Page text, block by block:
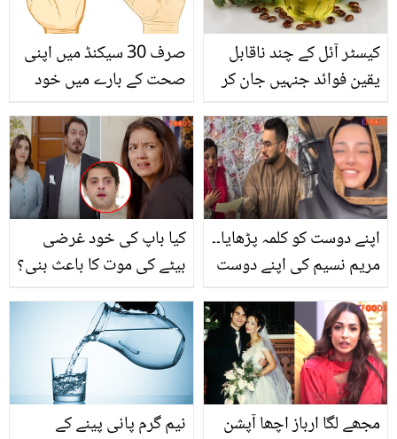
صرف 30 سیکنڈ میں اپنی
صحت کے بارے میں خود
کیسٹر آئل کے چند ناقابل
یقین فوائد جنہیں جان کر
استعمال شروع کردیں گے
کیا باپ کی خود غرضی
بیٹے کی موت کا باعث بنی؟
سب کو جھنجھوڑ دیا
اپنے دوست کو کلمہ پڑھایا۔۔
مریم نسیم کی اپنے دوست
ویڈیو وائرل
نیم گرم پانی پینے کے
مجھے لگا ارباز اچھا آپشن